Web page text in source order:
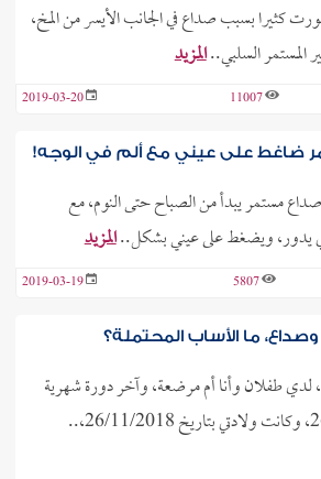
كثيرا بسبب صداع في الجانب الأيسر من المخ،
المستمر السلبي..المزيد
11007
2019-03-20
ضاغط على عيني مع ألم في الوجه!
مستمر يبدأ من الصباح حتى النوم، مع
يدور، ويضغط على عيني بشكل..المزيد
5807
2019-03-19
ما الأساب المحتملة؟
لدي طفلان وأنا أم مرضعة، وآخر دورة شهرية